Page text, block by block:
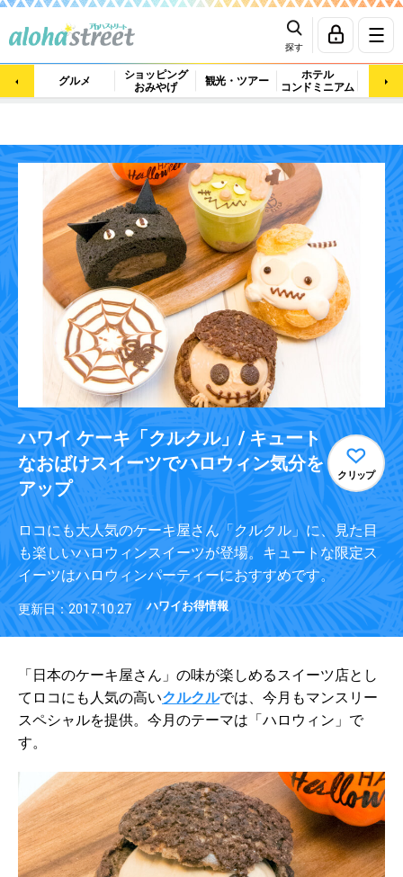
探す
グルメ
ショッピング
おみやげ
観光・ツアー
ホテル
コンドミニアム
マッ
ハワイ ケーキ「クルクル」/ キュート
なおばけスイーツでハロウィン気分を
アップ
クリップ
ロコにも大人気のケーキ屋さん「クルクル」に、見た目
も楽しいハロウィンスイーツが登場。キュートな限定ス
イーツはハロウィンパーティーにおすすめです。
更新日：2017.10.27 ハワイお得情報
「日本のケーキ屋さん」の味が楽しめるスイーツ店とし
てロコにも人気の高いクルクルでは、今月もマンスリー
スペシャルを提供。今月のテーマは「ハロウィン」で
す。